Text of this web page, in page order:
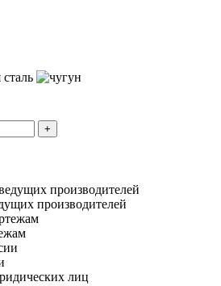
+
производителей